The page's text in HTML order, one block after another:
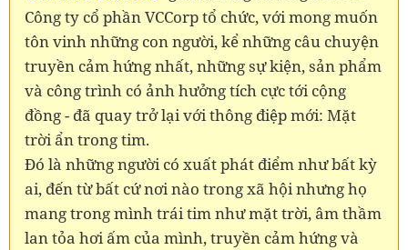
Công ty cổ phần VCCorp tổ chức, với mong muốn
tôn vinh những con người, kể những câu chuyện
truyền cảm hứng nhất, những sự kiện, sản phẩm
và công trình có ảnh hưởng tích cực tới cộng
đồng - đã quay trở lại với thông điệp mới: Mặt
trời ẩn trong tim.
Đó là những người có xuất phát điểm như bất kỳ
ai, đến từ bất cứ nơi nào trong xã hội nhưng họ
mang trong mình trái tim như mặt trời, âm thầm
lan tỏa hơi ấm của mình, truyền cảm hứng và